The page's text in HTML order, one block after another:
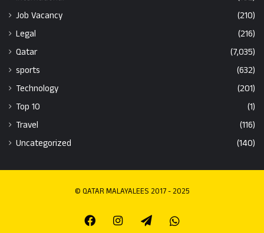
Job Vacancy
(210)
Legal
(216)
Qatar
(7,035)
sports
(632)
Technology
(201)
Top 10
(1)
Travel
(116)
Uncategorized
(140)
© QATAR MALAYALEES 2017 - 2025
FacebookInstagramTelegramWhatsapp